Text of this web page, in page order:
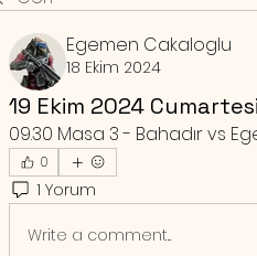
Egemen Cakaloglu
18 Ekim 2024
19 Ekim 2024 Cumartesi
09.30 Masa 3 - Bahadır vs
0
1 Yorum
Write a comment...